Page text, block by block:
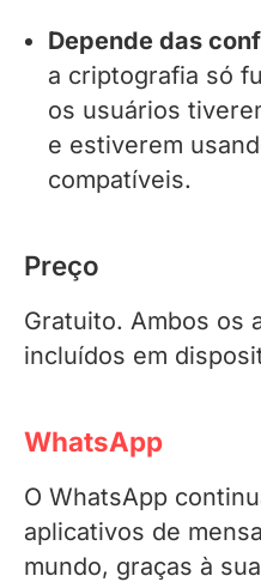
Depende das
a criptografia só
os usuários
e estiverem
compatíveis.
Preço
Gratuito. Ambos os
incluídos em
WhatsApp
O WhatsApp
aplicativos de
mundo, graças à